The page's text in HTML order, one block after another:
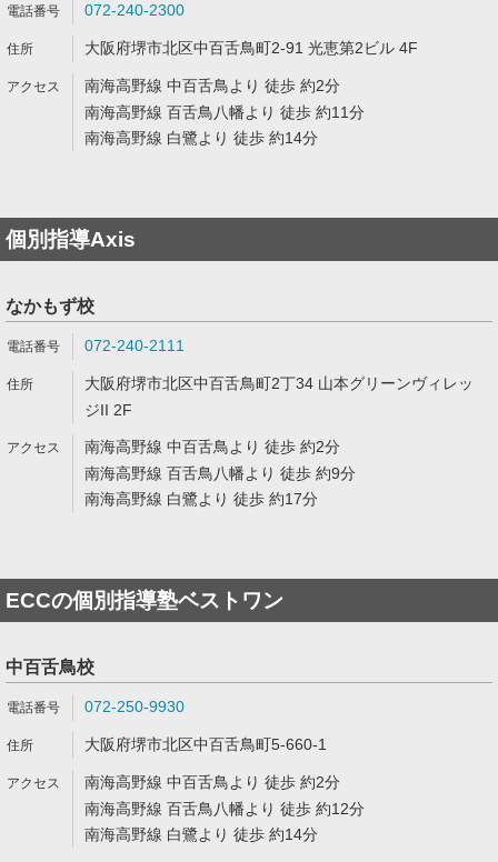
072-240-2300
大阪府堺市北区中百舌鳥町2-91 光恵第2ビル 4F
南海高野線 中百舌鳥より 徒歩 約2分
南海高野線 百舌鳥八幡より 徒歩 約11分
南海高野線 白鷺より 徒歩 約14分
個別指導Axis
なかもず校
072-240-2111
大阪府堺市北区中百舌鳥町2丁34 山本グリーンヴィレッ
ジII 2F
南海高野線 中百舌鳥より 徒歩 約2分
南海高野線 百舌鳥八幡より 徒歩 約9分
南海高野線 白鷺より 徒歩 約17分
ECCの個別指導塾ベストワン
中百舌鳥校
072-250-9930
大阪府堺市北区中百舌鳥町5-660-1
南海高野線 中百舌鳥より 徒歩 約2分
南海高野線 百舌鳥八幡より 徒歩 約12分
南海高野線 白鷺より 徒歩 約14分